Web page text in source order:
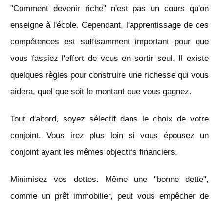
"Comment devenir riche" n'est pas un cours qu'on
enseigne à l'école. Cependant, l'apprentissage de ces
compétences est suffisamment important pour que
vous fassiez l'effort de vous en sortir seul. Il existe
quelques règles pour construire une richesse qui vous
aidera, quel que soit le montant que vous gagnez.
Tout d'abord, soyez sélectif dans le choix de votre
conjoint. Vous irez plus loin si vous épousez un
conjoint ayant les mêmes objectifs financiers.
Minimisez vos dettes. Même une "bonne dette",
comme un prêt immobilier, peut vous empêcher de